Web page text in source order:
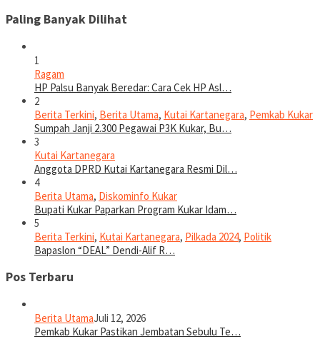
Paling Banyak Dilihat
1
Ragam
HP Palsu Banyak Beredar: Cara Cek HP Asl…
2
Berita Terkini, Berita Utama, Kutai Kartanegara, Pemkab Kukar
Sumpah Janji 2.300 Pegawai P3K Kukar, Bu…
3
Kutai Kartanegara
Anggota DPRD Kutai Kartanegara Resmi Dil…
4
Berita Utama, Diskominfo Kukar
Bupati Kukar Paparkan Program Kukar Idam…
5
Berita Terkini, Kutai Kartanegara, Pilkada 2024, Politik
Bapaslon “DEAL” Dendi-Alif R…
Pos Terbaru
Berita UtamaJuli 12, 2026
Pemkab Kukar Pastikan Jembatan Sebulu Te…